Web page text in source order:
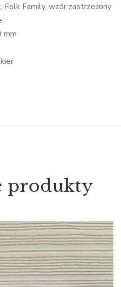
Folk Family, wzór zastrzeżony
mm
produkty